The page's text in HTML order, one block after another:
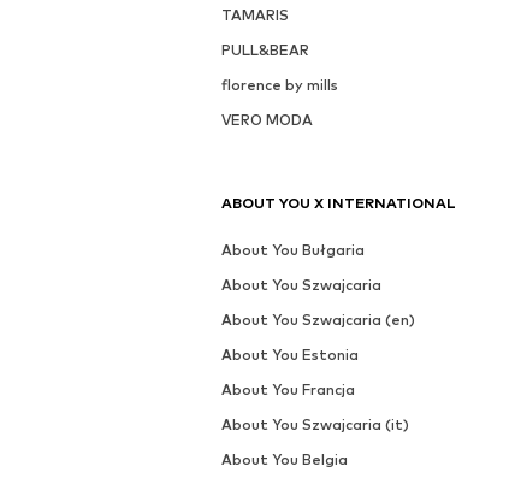
TAMARIS
PULL&BEAR
florence by mills
VERO MODA
ABOUT YOU X INTERNATIONAL
About You Bułgaria
About You Szwajcaria
About You Szwajcaria (en)
About You Estonia
About You Francja
About You Szwajcaria (it)
About You Belgia